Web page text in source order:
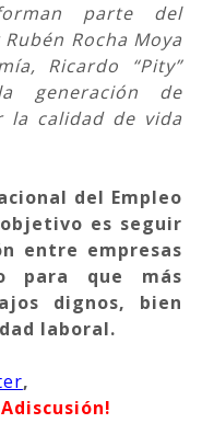
parte del
Rocha Moya
Ricardo “Pity”
generación de
la calidad de vida
del Empleo
es seguir
entre empresas
para que más
dignos, bien
laboral.
,